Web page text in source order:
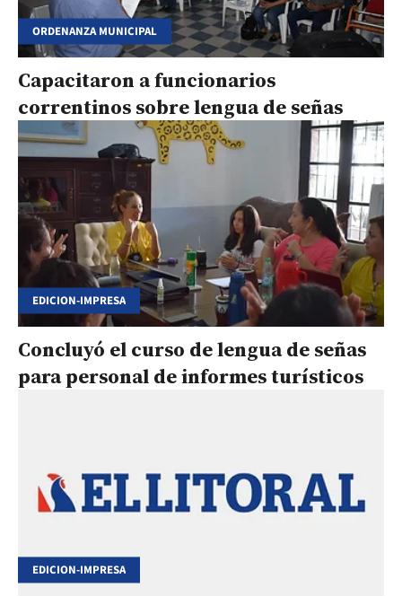
ORDENANZA MUNICIPAL
Capacitaron a funcionarios
correntinos sobre lengua de señas
EDICION-IMPRESA
Concluyó el curso de lengua de señas
para personal de informes turísticos
EDICION-IMPRESA